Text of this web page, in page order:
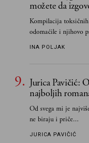
možete da
Kompilacija
odomaćile i njihovo
INA POLJAK
Jurica Pavičić:
najboljih
Od svega mi je
ne biraju i priče...
JURICA PAVIČIĆ